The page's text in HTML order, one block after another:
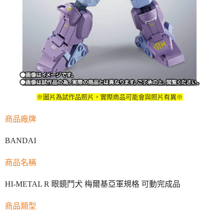
※圖片為試作品照片，實際商品可能會與照片有異※
商品廠牌
BANDAI
商品名稱
HI-METAL R 眼鏡鬥犬 梅爾基亞軍規格 可動完成品
商品類型